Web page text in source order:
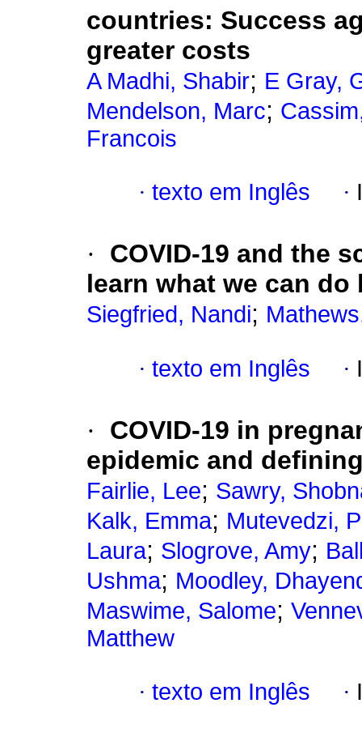
countries: Success
greater costs
A Madhi, Shabir; E Gray,
Mendelson, Marc;
Francois
· texto em Inglês ·
·
COVID-19 and the
learn what we can do
Siegfried, Nandi;
· texto em Inglês ·
·
COVID-19 in
epidemic and
Fairlie, Lee; Sawry,
Kalk, Emma; Mutevedzi,
Laura; Slogrove, Amy;
Ushma; Moodley,
Maswime, Salome;
Matthew
· texto em Inglês ·